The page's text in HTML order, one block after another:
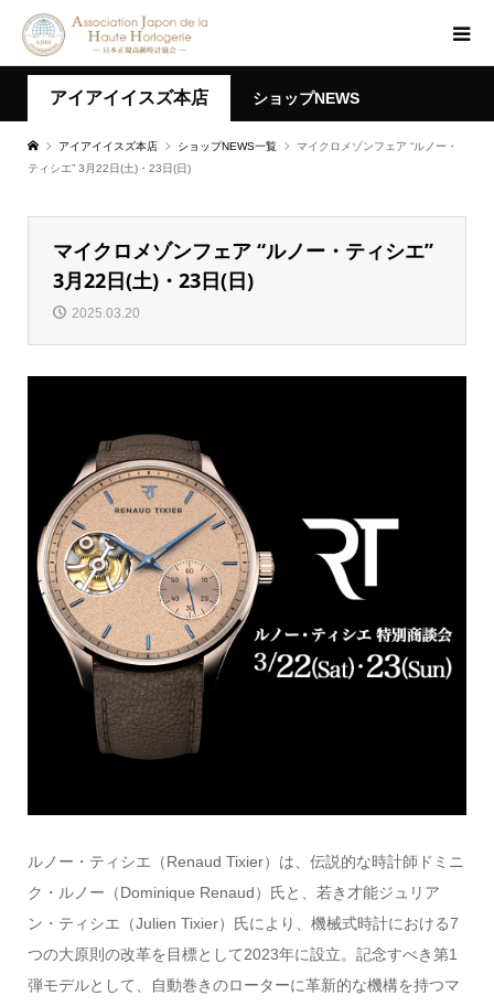
アイアイイスズ本店 ショップNEWS
アイアイイスズ本店 ショップNEWS一覧
マイクロメゾンフェア “ルノー・
ティシエ” 3月22日(土)・23日(日)
マイクロメゾンフェア “ルノー・ティシエ”
3月22日(土)・23日(日)
2025.03.20
ルノー・ティシエ（Renaud Tixier）は、伝説的な時計師ドミニ
ク・ルノー（Dominique Renaud）氏と、若き才能ジュリア
ン・ティシエ（Julien Tixier）氏により、機械式時計における7
つの大原則の改革を目標として2023年に設立。記念すべき第1
弾モデルとして、自動巻きのローターに革新的な機構を持つマ